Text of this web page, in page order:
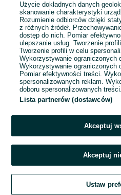
Przejdź na
Użycie dokładnych danych
skanowanie charakterystyki
Rozumienie odbiorców dzięki
z różnych źródeł.
dostęp do nich. Pomiar
ulepszanie usług. Tworzenie
Tworzenie profili w celu
Wykorzystywanie ograniczonych
Wykorzystywanie ograniczonych
Pomiar efektywności treści.
spersonalizowanych reklam.
doboru spersonalizowanych treści.
Lista partnerów (dostawców)
Akceptuj
Akceptuj
Ustaw